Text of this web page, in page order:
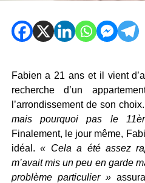
Fabien a 21 ans et il vient
recherche d’un
l’arrondissement de son choix.
mais pourquoi pas le
Finalement, le jour même,
idéal.« Cela a été assez
m’avait mis un peu en garde
problème particulier »